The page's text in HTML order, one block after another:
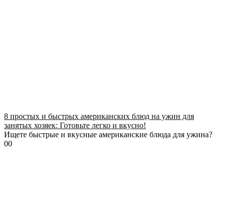
8 простых и быстрых американских блюд на ужин для
занятых хозяек: Готовьте легко и вкусно!
Ищете быстрые и вкусные американские блюда для ужина?
00